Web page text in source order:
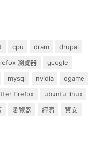
cpu dram
drupal
瀏覽器
google
mysql nvidia
ogame
firefox
ubuntu linux
瀏覽器 經濟
資安